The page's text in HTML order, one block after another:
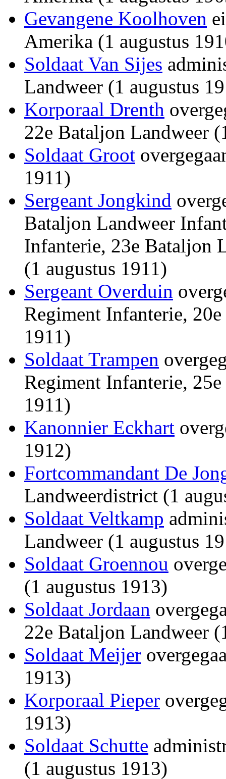
Gevangene Koolhoven
Amerika (1 augustus
Soldaat Van Sijes
Landweer (1 augustus
Korporaal Drenth
22e Bataljon Landweer
Soldaat Groot
1911)
Sergeant Jongkind
Bataljon Landweer
Infanterie, 23e Bataljon
(1 augustus 1911)
Sergeant Overduin
Regiment Infanterie,
1911)
Soldaat Trampen
Regiment Infanterie,
1911)
Kanonnier Eckhart
1912)
Fortcommandant De
Landweerdistrict (1
Soldaat Veltkamp
Landweer (1 augustus
Soldaat Groennou
(1 augustus 1913)
Soldaat Jordaan
22e Bataljon Landweer
Soldaat Meijer
1913)
Korporaal Pieper
1913)
Soldaat Schutte
(1 augustus 1913)